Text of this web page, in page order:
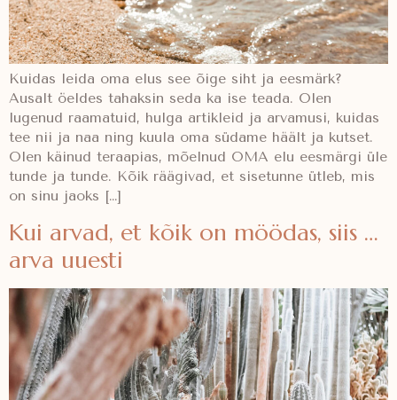
Kuidas leida oma elus see õige siht ja eesmärk?
Ausalt öeldes tahaksin seda ka ise teada. Olen
lugenud raamatuid, hulga artikleid ja arvamusi, kuidas
tee nii ja naa ning kuula oma südame häält ja kutset.
Olen käinud teraapias, mõelnud OMA elu eesmärgi üle
tunde ja tunde. Kõik räägivad, et sisetunne ütleb, mis
on sinu jaoks […]
Kui arvad, et kõik on möödas, siis …
arva uuesti